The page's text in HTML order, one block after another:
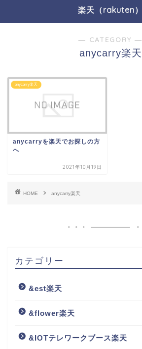
楽天（rakuten）
― CATEGORY ―
anycarry楽天
anycarry楽天
anycarryを楽天でお探しの方
へ
2021年10月19日
HOME anycarry楽天
カテゴリー
&est楽天
&flower楽天
&IOTテレワークブース楽天